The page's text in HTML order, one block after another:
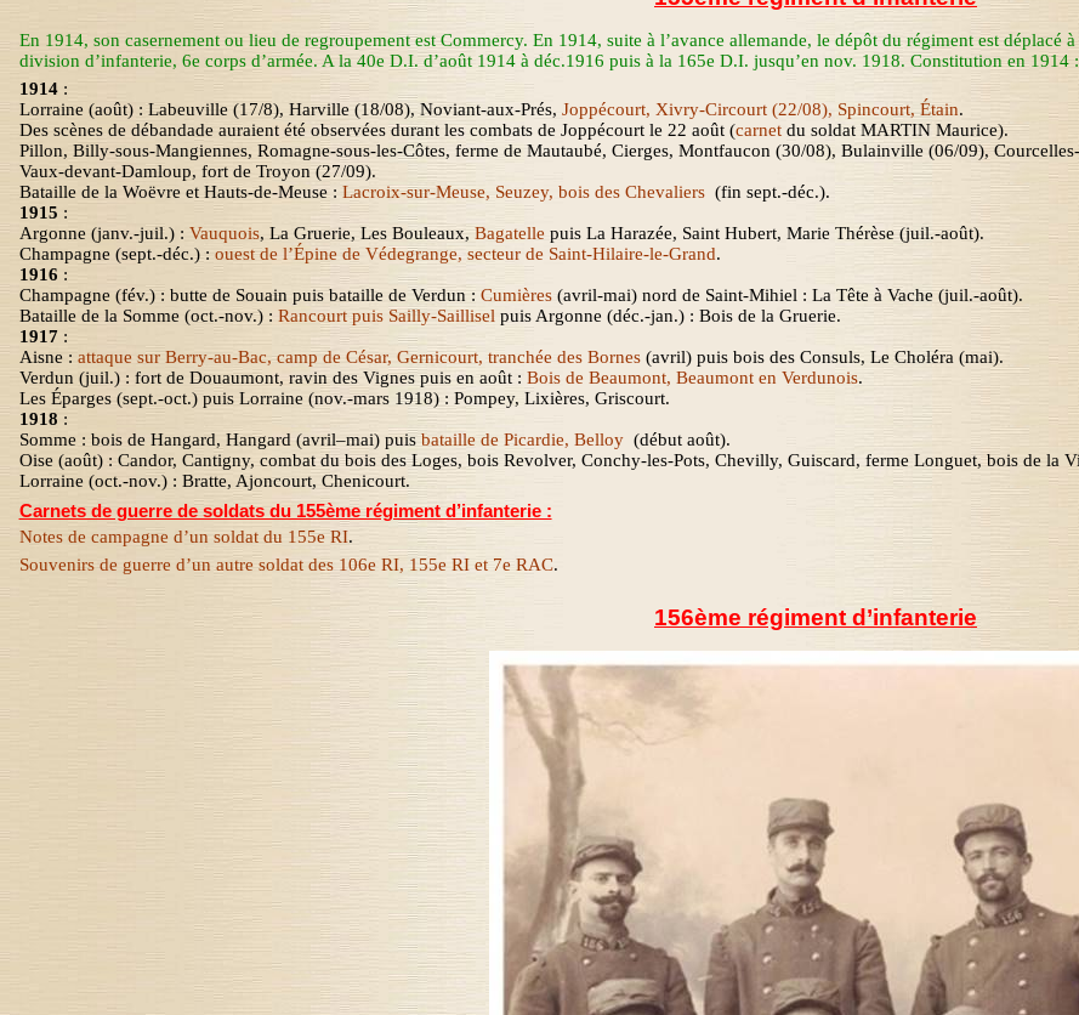
En 1914, son casernement ou lieu de regroupement est Commercy. En 1914, suite à l’avance allemande, le dépôt du régiment est déplacé
division d’infanterie, 6e corps d’armée. A la 40e D.I. d’août 1914 à déc.1916 puis à la 165e D.I. jusqu’en nov. 1918. Constitution en 1914
1914:
Lorraine (août) : Labeuville(17/8), Harville (18/08), Noviant-aux-Prés, Joppécourt, Xivry-Circourt(22/08), Spincourt, Étain.
Des scènes de débandade auraient été observées durant les combats de Joppécourt le 22 août (carnetdu soldat MARTIN Maurice).
Pillon, Billy-sous-Mangiennes, Romagne-sous-les-Côtes, ferme de Mautaubé, Cierges, Montfaucon (30/08), Bulainville (06/09),
Vaux-devant-Damloup, fort de Troyon (27/09).
Bataille de la Woëvre et Hauts-de-Meuse : Lacroix-sur-Meuse, Seuzey, bois des Chevaliers (fin sept.-déc.).
1915 :
Argonne (janv.-juil.) : Vauquois, La Gruerie, Les Bouleaux, Bagatelle puis La Harazée, Saint Hubert, Marie Thérèse (juil.-août).
Champagne (sept.-déc.) : ouest de l’Épine de Védegrange, secteur de Saint-Hilaire-le-Grand.
1916 :
Champagne (fév.) : butte de Souain puis bataille de Verdun : Cumières (avril-mai) nord de Saint-Mihiel : La Tête à Vache (juil.-août).
Bataille de la Somme (oct.-nov.): Rancourt puis Sailly-Saillisel puis Argonne (déc.-jan.) : Bois de la Gruerie.
1917:
Aisne : attaque sur Berry-au-Bac, camp de César, Gernicourt, tranchée des Bornes(avril) puis bois des Consuls, Le Choléra (mai).
Verdun (juil.) : fort de Douaumont, ravin des Vignes puis en août : Bois de Beaumont, Beaumont en Verdunois.
Les Éparges (sept.-oct.) puis Lorraine (nov.-mars 1918) : Pompey, Lixières, Griscourt.
1918 :
Somme : bois de Hangard, Hangard (avril–mai) puis bataille de Picardie, Belloy (début août).
Oise (août) : Candor, Cantigny, combat du bois des Loges, bois Revolver, Conchy-les-Pots, Chevilly, Guiscard, ferme Longuet, bois de la
Lorraine (oct.-nov.) : Bratte, Ajoncourt, Chenicourt.
Carnets de guerre de soldats du 155ème régiment d’infanterie :
Notes de campagne d’un soldat du 155e RI.
Souvenirs de guerre d’un autre soldat des 106e RI, 155e RI et 7e RAC.
156ème régiment d’infanterie